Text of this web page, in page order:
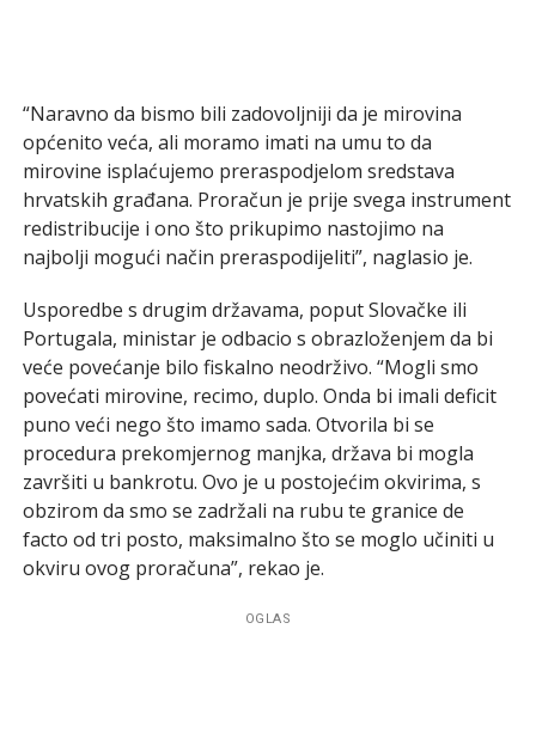
“Naravno da bismo bili zadovoljniji da je mirovina
općenito veća, ali moramo imati na umu to da
mirovine isplaćujemo preraspodjelom sredstava
hrvatskih građana. Proračun je prije svega instrument
redistribucije i ono što prikupimo nastojimo na
najbolji mogući način preraspodijeliti”, naglasio je.
Usporedbe s drugim državama, poput Slovačke ili
Portugala, ministar je odbacio s obrazloženjem da bi
veće povećanje bilo fiskalno neodrživo. “Mogli smo
povećati mirovine, recimo, duplo. Onda bi imali deficit
puno veći nego što imamo sada. Otvorila bi se
procedura prekomjernog manjka, država bi mogla
završiti u bankrotu. Ovo je u postojećim okvirima, s
obzirom da smo se zadržali na rubu te granice de
facto od tri posto, maksimalno što se moglo učiniti u
okviru ovog proračuna”, rekao je.
OGLAS